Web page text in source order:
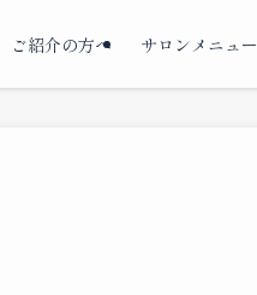
ご紹介の方へ サロンメニュー